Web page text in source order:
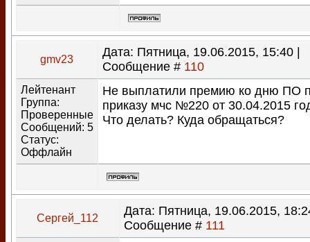
gmv23
Дата: Пятница, 19.06.2015, 15:40 |
Сообщение # 110
Лейтенант
Группа:
Проверенные
Сообщений: 5
Статус:
Оффлайн
Не выплатили премию ко дню ПО
приказу мчс №220 от 30.04.2015
Что делать? Куда обращаться?
Сергей_112
Дата: Пятница, 19.06.2015,
Сообщение # 111